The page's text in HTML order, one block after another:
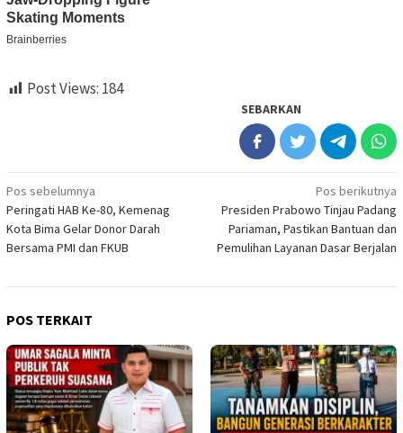
Post Views: 184
SEBARKAN
Navigasi
pos
Pos sebelumnya
Peringati HAB Ke-80, Kemenag
Kota Bima Gelar Donor Darah
Bersama PMI dan FKUB
Pos berikutnya
Presiden Prabowo Tinjau Padang
Pariaman, Pastikan Bantuan dan
Pemulihan Layanan Dasar Berjalan
POS TERKAIT